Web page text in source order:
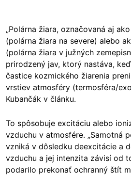
„Polárna žiara, označovaná aj
(polárna žiara na severe) alebo
(polárna žiara v južných
prirodzený jav, ktorý nastáva,
častice kozmického žiarenia
vrstiev atmosféry (termosféra/
Kubančák v článku.
To spôsobuje excitáciu alebo
vzduchu v atmosfére. „Samotná
vzniká v dôsledku deexcitácie a
vzduchu a jej intenzita závisí od
podarilo prekonať ochranný štít